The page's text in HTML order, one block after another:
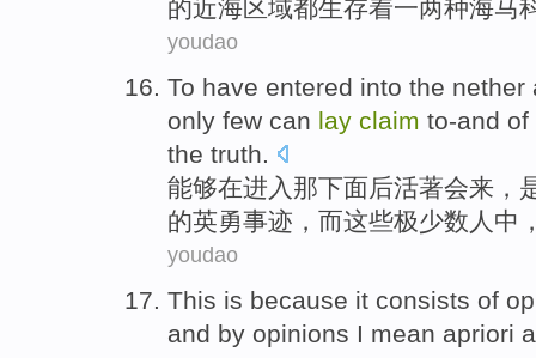
的近海区域都生存着一两种海马
youdao
To have entered into the nether
only few can lay claim to-and of
the truth.
能够在进入 那下面后活著会来，
的英勇事迹 ，而这些极少数人中
youdao
This is because it consists of
and by opinions I mean apriori